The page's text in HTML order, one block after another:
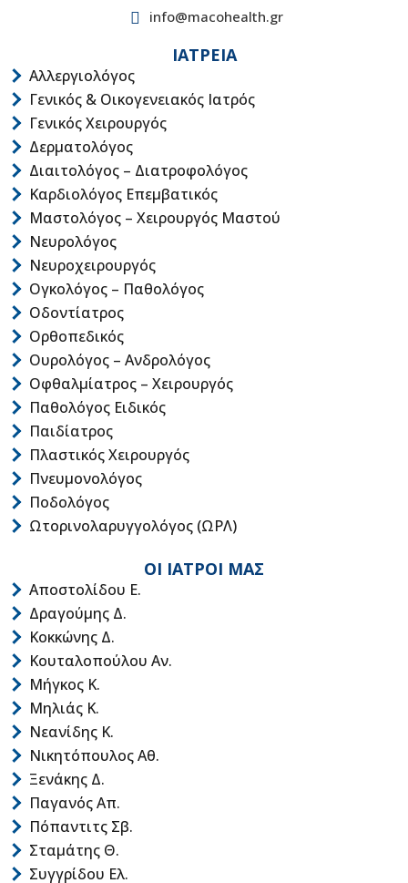
info@macohealth.gr
ΙΑΤΡΕΙΑ
Αλλεργιολόγος
Γενικός & Οικογενειακός Ιατρός
Γενικός Χειρουργός
Δερματολόγος
Διαιτολόγος – Διατροφολόγος
Καρδιολόγος Επεμβατικός
Μαστολόγος – Χειρουργός Μαστού
Νευρολόγος
Νευροχειρουργός
Ογκολόγος – Παθολόγος
Οδοντίατρος
Ορθοπεδικός
Ουρολόγος – Ανδρολόγος
Οφθαλμίατρος – Χειρουργός
Παθολόγος Ειδικός
Παιδίατρος
Πλαστικός Χειρουργός
Πνευμονολόγος
Ποδολόγος
Ωτορινολαρυγγολόγος (ΩΡΛ)
ΟΙ ΙΑΤΡΟΙ ΜΑΣ
Αποστολίδου Ε.
Δραγούμης Δ.
Κοκκώνης Δ.
Κουταλοπούλου Αν.
Μήγκος Κ.
Μηλιάς Κ.
Νεανίδης Κ.
Νικητόπουλος Αθ.
Ξενάκης Δ.
Παγανός Απ.
Πόπαντιτς Σβ.
Σταμάτης Θ.
Συγγρίδου Ελ.